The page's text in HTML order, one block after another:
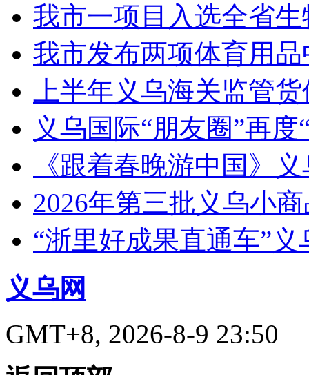
我市一项目入选全省
我市发布两项体育用
上半年义乌海关监管
义乌国际“朋友圈”再度
《跟着春晚游中国》
2026年第三批义乌小
“浙里好成果直通车”
义乌网
GMT+8, 2026-8-9 23:50